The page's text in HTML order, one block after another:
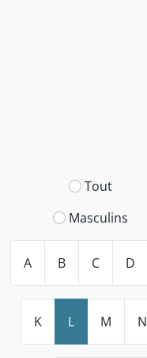
Tout
Masculins
A B C D
K L M N